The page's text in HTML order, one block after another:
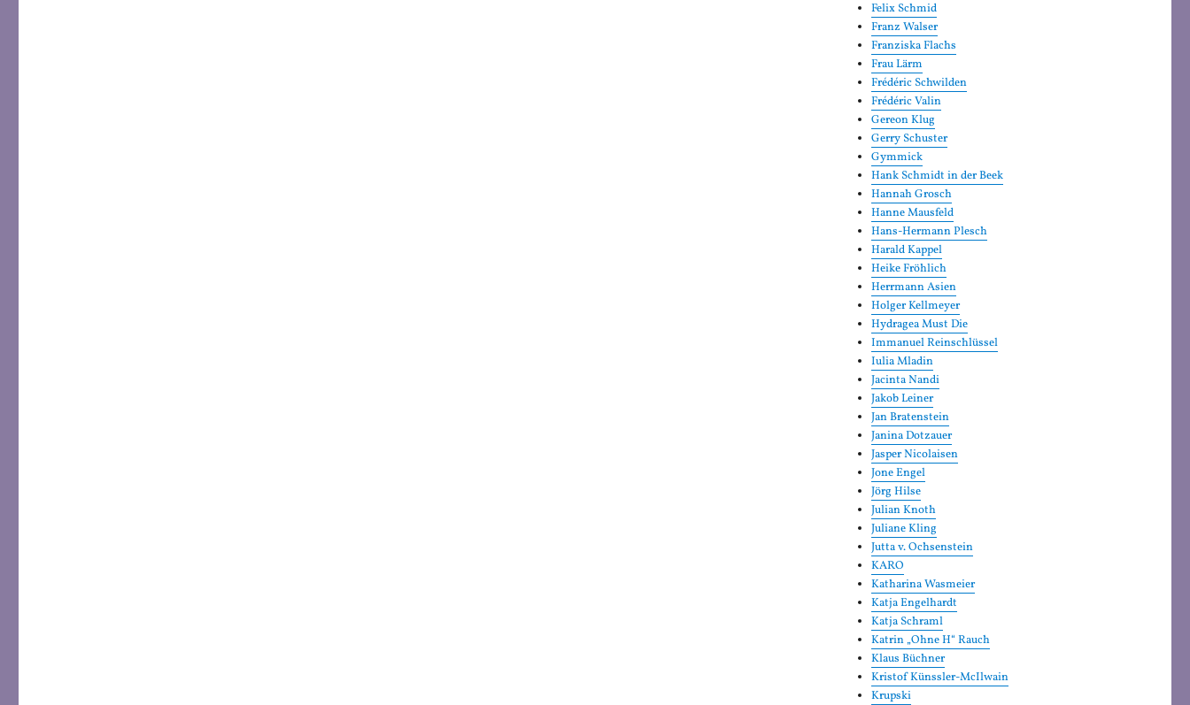
Felix Schmid
Franz Walser
Franziska Flachs
Frau Lärm
Frédéric Schwilden
Frédéric Valin
Gereon Klug
Gerry Schuster
Gymmick
Hank Schmidt in der Beek
Hannah Grosch
Hanne Mausfeld
Hans-Hermann Plesch
Harald Kappel
Heike Fröhlich
Herrmann Asien
Holger Kellmeyer
Hydragea Must Die
Immanuel Reinschlüssel
Iulia Mladin
Jacinta Nandi
Jakob Leiner
Jan Bratenstein
Janina Dotzauer
Jasper Nicolaisen
Jone Engel
Jörg Hilse
Julian Knoth
Juliane Kling
Jutta v. Ochsenstein
KARO
Katharina Wasmeier
Katja Engelhardt
Katja Schraml
Katrin „Ohne H“ Rauch
Klaus Büchner
Kristof Künssler-McIlwain
Krupski